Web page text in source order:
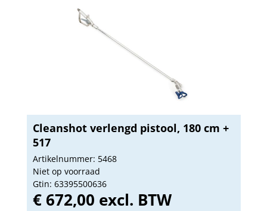
Cleanshot verlengd pistool, 180 cm +
517
Artikelnummer: 5468
Niet op voorraad
Gtin: 63395500636
€ 672,00 excl. BTW